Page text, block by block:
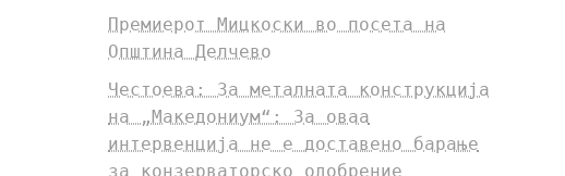
Премиерот Мицкоски во посета на
Општина Делчево
Честоева: За металната конструкција
на „Македониум“: За оваа
интервенција не е доставено барање
за конзерваторско одобрение